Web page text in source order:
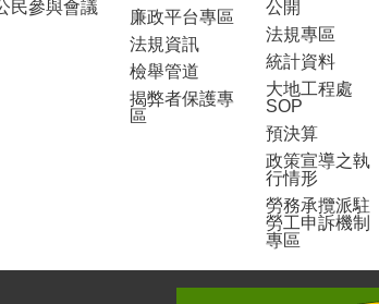
民參與會議
廉政平台專區
法規資訊
檢舉管道
揭弊者保護專
區
公開
法規專區
統計資料
大地工程處
SOP
預決算
政策宣導之執
行情形
勞務承攬派駐
勞工申訴機制
專區